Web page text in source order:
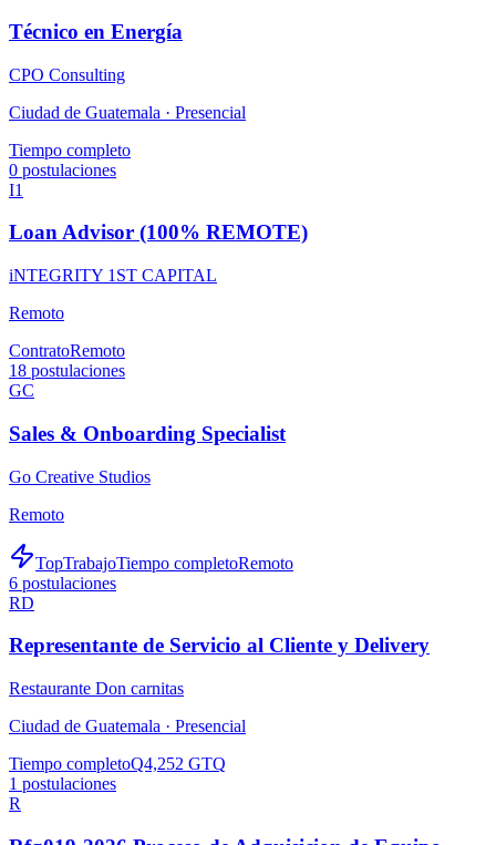
Técnico en Energía
CPO Consulting
Ciudad de Guatemala · Presencial
Tiempo completo
0 postulaciones
I1
Loan Advisor (100% REMOTE)
iNTEGRITY 1ST CAPITAL
Remoto
ContratoRemoto
18 postulaciones
GC
Sales & Onboarding Specialist
Go Creative Studios
Remoto
TopTrabajoTiempo completoRemoto
6 postulaciones
RD
Representante de Servicio al Cliente y Delivery
Restaurante Don carnitas
Ciudad de Guatemala · Presencial
Tiempo completoQ4,252 GTQ
1 postulaciones
R